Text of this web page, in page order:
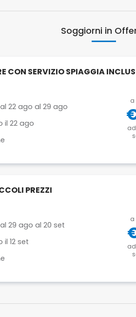
Soggiorni in
CON SERVIZIO SPIAGGIA
22 ago al 29 ago
il 22 ago
a
PREZZI
29 ago al 20 set
il 12 set
a